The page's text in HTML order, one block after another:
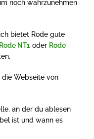
noch wahrzunehmen
bietet Rode gute
Rode NT1 oder Rode
Webseite von
an der du ablesen
ist und wann es